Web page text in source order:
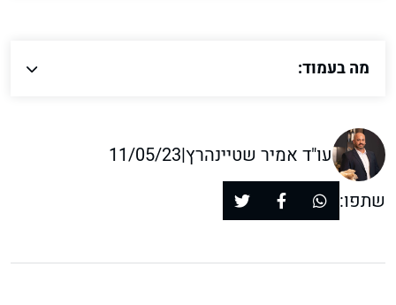
מה בעמוד:
עו"ד אמיר שטיינהרץ|
11/05/23
שתפו: